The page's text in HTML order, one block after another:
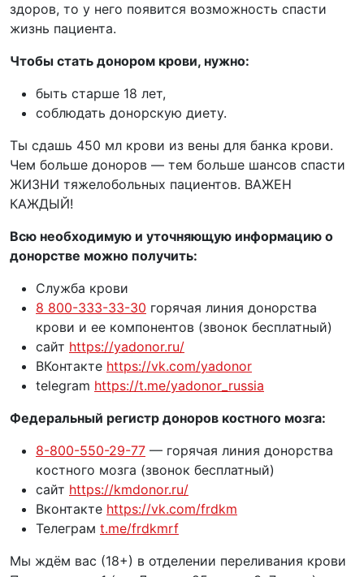
здоров, то у него появится возможность спасти
жизнь пациента.
Чтобы стать донором крови, нужно:
️быть старше 18 лет,
️соблюдать донорскую диету.
Ты сдашь 450 мл крови из вены для банка крови.
Чем больше доноров — тем больше шансов спасти
ЖИЗНИ тяжелобольных пациентов. ВАЖЕН
КАЖДЫЙ!
Всю необходимую и уточняющую информацию о
донорстве можно получить:
️Служба крови
8 800-333-33-30 горячая линия донорства
крови и ее компонентов (звонок бесплатный)
️сайт https://yadonor.ru/
️ВКонтакте https://vk.com/yadonor
️telegram https://t.me/yadonor_russia
Федеральный регистр доноров костного мозга:
8-800-550-29-77 — горячая линия донорства
костного мозга (звонок бесплатный)
️сайт https://kmdonor.ru/
️Вконтакте https://vk.com/frdkm
️Телеграм t.me/frdkmrf
Мы ждём вас (18+) в отделении переливания крови